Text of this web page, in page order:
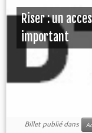
Riser : un
important
Billet publié dans